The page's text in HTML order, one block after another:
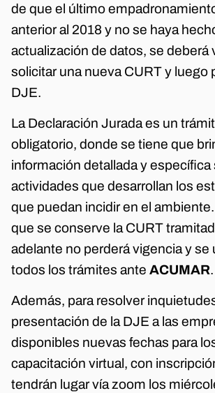
de que el último
anterior al 2018 y no se haya
actualización de datos, se deberá
solicitar una nueva CURT y luego
DJE.
La Declaración Jurada es un
obligatorio, donde se tiene que
información detallada y específica
actividades que desarrollan los
que puedan incidir en el
que se conserve la CURT
adelante no perderá vigencia y se
todos los trámites ante ACUMAR.
Además, para resolver
presentación de la DJE a las
disponibles nuevas fechas para
capacitación virtual, con
tendrán lugar vía zoom los